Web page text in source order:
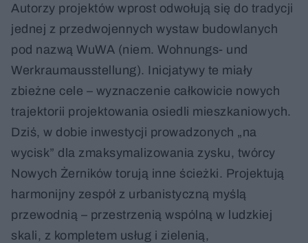
Autorzy projektów wprost odwołują się do tradycji
jednej z przedwojennych wystaw budowlanych
pod nazwą WuWA (niem. Wohnungs- und
Werkraumausstellung). Inicjatywy te miały
zbieżne cele – wyznaczenie całkowicie nowych
trajektorii projektowania osiedli mieszkaniowych.
Dziś, w dobie inwestycji prowadzonych „na
wycisk” dla zmaksymalizowania zysku, twórcy
Nowych Żerników torują inne ścieżki. Projektują
harmonijny zespół z urbanistyczną myślą
przewodnią – przestrzenią wspólną w ludzkiej
skali, z kompletem usług i zielenią,